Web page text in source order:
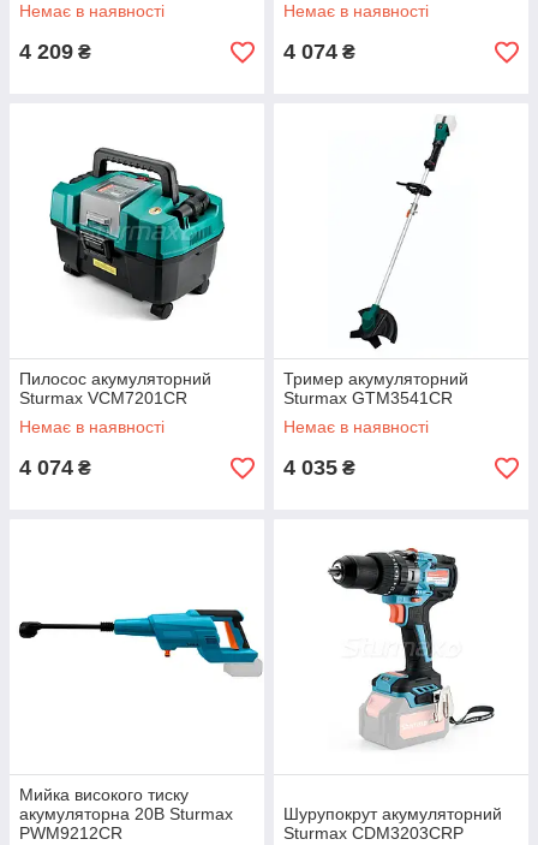
Немає в наявності
4 209 ₴
Немає в наявності
4 074 ₴
Пилосос акумуляторний
Sturmax VCM7201CR
Немає в наявності
4 074 ₴
Тример акумуляторний
Sturmax GTM3541CR
Немає в наявності
4 035 ₴
Мийка високого тиску
акумуляторна 20В Sturmax
PWM9212CR
Шурупокрут акумуляторний
Sturmax CDM3203CRP